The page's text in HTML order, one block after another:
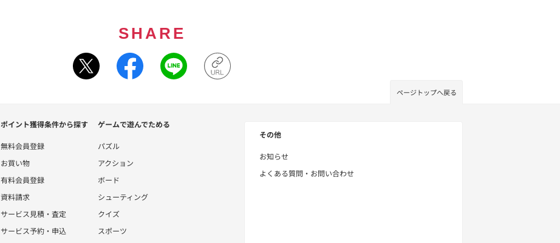
SHARE
ページトップへ戻る
ポイント獲得条件から探す
無料会員登録
お買い物
有料会員登録
資料請求
サービス見積・査定
サービス予約・申込
ゲームで遊んでためる
パズル
アクション
ボード
シューティング
クイズ
スポーツ
その他
お知らせ
よくある質問・お問い合わせ